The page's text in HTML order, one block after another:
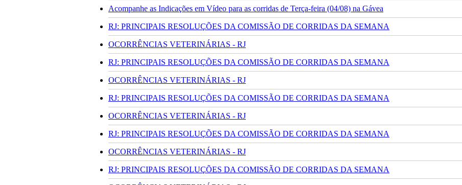
Acompanhe as Indicações em Vídeo para as corridas de Terça-feira (04/08) na Gávea
RJ: PRINCIPAIS RESOLUÇÕES DA COMISSÃO DE CORRIDAS DA SEMANA
OCORRÊNCIAS VETERINÁRIAS - RJ
RJ: PRINCIPAIS RESOLUÇÕES DA COMISSÃO DE CORRIDAS DA SEMANA
OCORRÊNCIAS VETERINÁRIAS - RJ
RJ: PRINCIPAIS RESOLUÇÕES DA COMISSÃO DE CORRIDAS DA SEMANA
OCORRÊNCIAS VETERINÁRIAS - RJ
RJ: PRINCIPAIS RESOLUÇÕES DA COMISSÃO DE CORRIDAS DA SEMANA
OCORRÊNCIAS VETERINÁRIAS - RJ
RJ: PRINCIPAIS RESOLUÇÕES DA COMISSÃO DE CORRIDAS DA SEMANA